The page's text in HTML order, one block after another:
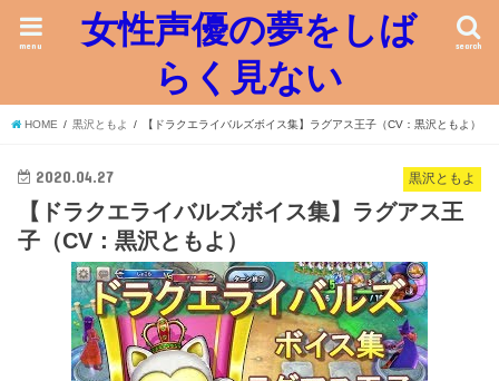
女性声優の夢をしば
らく見ない
search
menu
HOME 黒沢ともよ 【ドラクエライバルズボイス集】ラグアス王子（CV：黒沢ともよ）
黒沢ともよ
2020.04.27
【ドラクエライバルズボイス集】ラグアス王
子（CV：黒沢ともよ）